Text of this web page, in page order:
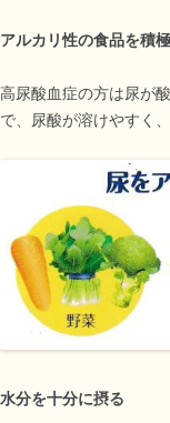
アルカリ性の食品を積
高尿酸血症の方は尿が
で、尿酸が溶けやすく
水分を十分に摂る